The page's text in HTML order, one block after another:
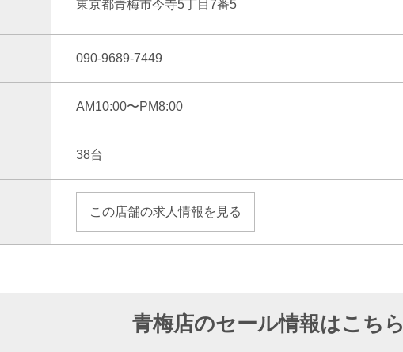
東京都青梅市今寺5丁目7番5
090-9689-7449
AM10:00〜PM8:00
38台
この店舗の求人情報を見る
青梅店のセール情報はこちら